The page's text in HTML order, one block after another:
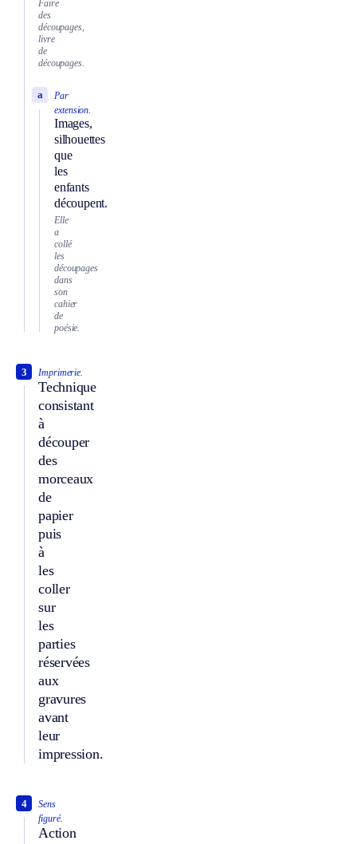
Faire
des
découpages,
livre
de
découpages.
Par
extension.
Images,
silhouettes
que
les
enfants
découpent.
a
Elle
a
collé
les
découpages
dans
son
cahier
de
poésie.
Imprimerie.
Technique
consistant
à
découper
des
morceaux
de
papier
puis
à
les
coller
sur
les
parties
réservées
aux
gravures
avant
leur
impression.
3
Sens
figuré.
Action
4